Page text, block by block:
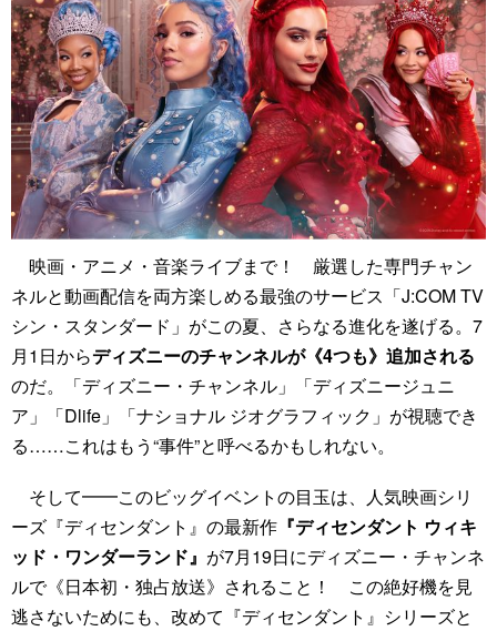
映画・アニメ・音楽ライブまで！ 厳選した専門チャン
ネルと動画配信を両方楽しめる最強のサービス「J:COM TV
シン・スタンダード」がこの夏、さらなる進化を遂げる。7
月1日からディズニーのチャンネルが《4つも》追加される
のだ。「ディズニー・チャンネル」「ディズニージュニ
ア」「Dlife」「ナショナル ジオグラフィック」が視聴でき
る……これはもう“事件”と呼べるかもしれない。
そして━━このビッグイベントの目玉は、人気映画シリ
ーズ『ディセンダント』の最新作 『ディセンダント ウィキ
ッド・ワンダーランド』 が7月19日にディズニー・チャンネ
ルで《日本初・独占放送》されること！ この絶好機を見
逃さないためにも、改めて『ディセンダント』シリーズと